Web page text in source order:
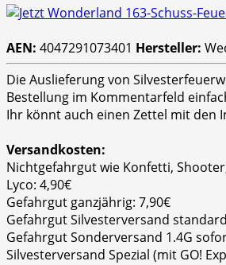
AEN: 4047291073401 Hersteller:
Die Auslieferung von
Bestellung im Kommentarfeld
Ihr könnt auch einen Zettel mit den
Versandkosten:
Nichtgefahrgut wie Konfetti,
Lyco: 4,90€
Gefahrgut ganzjährig: 7,90€
Gefahrgut Silvesterversand
Gefahrgut Sonderversand 1.4G
Silvesterversand Spezial (mit GO!